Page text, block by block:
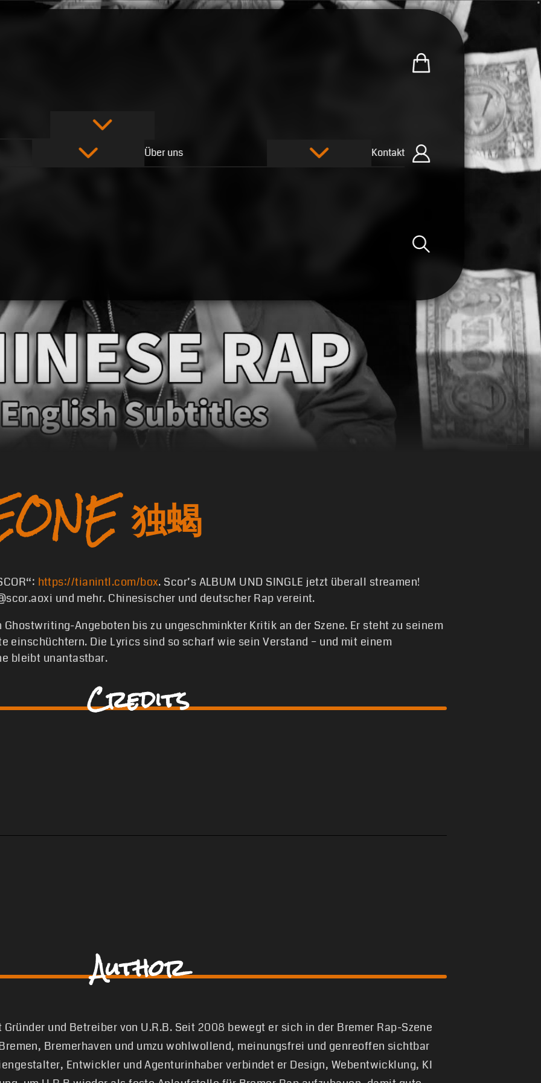
Über uns Kontakt
Zum U.R.B-Merchandise-
Einloggen
Suche öffnen
独蝎
https://tianintl.com/box. Scor’s ALBUM UND SINGLE jetzt überall streamen!
und mehr. Chinesischer und deutscher Rap vereint.
Angeboten bis zu ungeschminkter Kritik an der Szene. Er steht zu seinem
einschüchtern. Die Lyrics sind so scharf wie sein Verstand – und mit einem
bleibt unantastbar.
Credits
Author
Gründer und Betreiber von U.R.B. Seit 2008 bewegt er sich in der Bremer Rap-Szene
Bremerhaven und umzu wohlwollend, meinungsfrei und genreoffen sichtbar
Entwickler und Agenturinhaber verbindet er Design, Webentwicklung, KI